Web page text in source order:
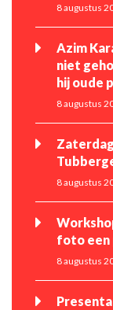
8 augustus
Azim
niet
hij oude
8 augustus
8 augustus
foto een
8 augustus